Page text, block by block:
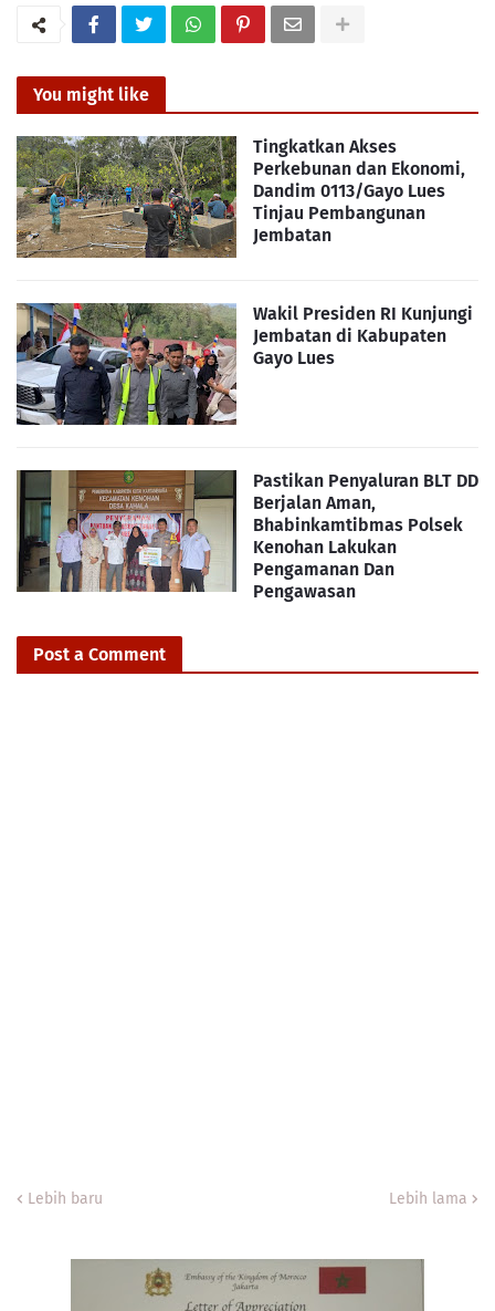
You might like
Tingkatkan Akses
Perkebunan dan Ekonomi,
Dandim 0113/Gayo Lues
Tinjau Pembangunan
Jembatan
Wakil Presiden RI Kunjungi
Jembatan di Kabupaten
Gayo Lues
Pastikan Penyaluran BLT DD
Berjalan Aman,
Bhabinkamtibmas Polsek
Kenohan Lakukan
Pengamanan Dan
Pengawasan
Post a Comment
Lebih baru Lebih lama